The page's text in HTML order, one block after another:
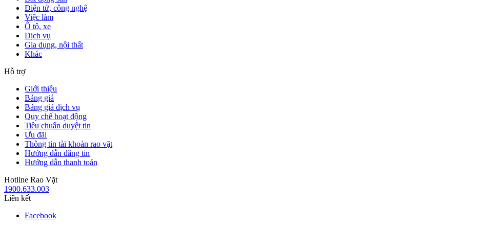
Điện tử, công nghệ
Việc làm
Ô tô, xe
Dịch vụ
Gia dụng, nội thất
Khác
Hỗ trợ
Giới thiệu
Bảng giá
Bảng giá dịch vụ
Quy chế hoạt động
Tiêu chuẩn duyệt tin
Ưu đãi
Thông tin tài khoản rao vặt
Hướng dẫn đăng tin
Hướng dẫn thanh toán
Hotline Rao Vặt
1900.633.003
Liên kết
Facebook